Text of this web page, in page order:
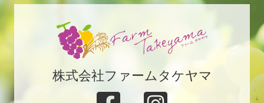
株式会社ファームタケヤマ